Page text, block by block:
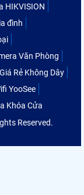
HIKVISION
đình
Văn Phòng
Rẻ Không Dây
YooSee
Khóa Cửa
Reserved.